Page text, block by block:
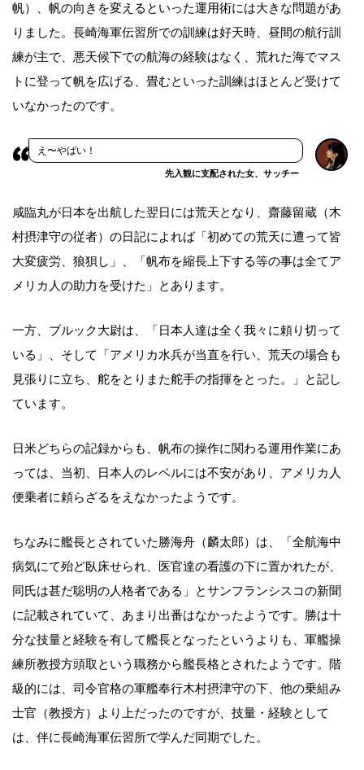
帆）、帆の向きを変えるといった運用術には大きな問題があ
りました。長崎海軍伝習所での訓練は好天時、昼間の航行訓
練が主で、悪天候下での航海の経験はなく、荒れた海でマス
トに登って帆を広げる、畳むといった訓練はほとんど受けて
いなかったのです。
え〜やばい！
先入観に支配された女、サッチー
咸臨丸が日本を出航した翌日には荒天となり、齋藤留蔵（木
村摂津守の従者）の日記によれば「初めての荒天に遭って皆
大変疲労、狼狽し」、「帆布を縮長上下する等の事は全てア
メリカ人の助力を受けた」とあります。
一方、ブルック大尉は、「日本人達は全く我々に頼り切って
いる」、そして「アメリカ水兵が当直を行い、荒天の場合も
見張りに立ち、舵をとりまた舵手の指揮をとった。」と記し
ています。
日米どちらの記録からも、帆布の操作に関わる運用作業にあ
っては、当初、日本人のレベルには不安があり、アメリカ人
便乗者に頼らざるをえなかったようです。
ちなみに艦長とされていた勝海舟（麟太郎）は、「全航海中
病気にて殆ど臥床せられ、医官達の看護の下に置かれたが、
同氏は甚だ聡明の人格者である」とサンフランシスコの新聞
に記載されていて、あまり出番はなかったようです。勝は十
分な技量と経験を有して艦長となったというよりも、軍艦操
練所教授方頭取という職務から艦長格とされたようです。階
級的には、司令官格の軍艦奉行木村摂津守の下、他の乗組み
士官（教授方）より上だったのですが、技量・経験として
は、伴に長崎海軍伝習所で学んだ同期でした。